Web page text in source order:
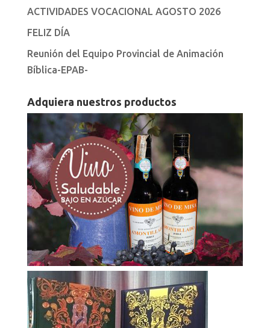
ACTIVIDADES VOCACIONAL AGOSTO 2026
FELIZ DÍA
Reunión del Equipo Provincial de Animación
Bíblica-EPAB-
Adquiera nuestros productos